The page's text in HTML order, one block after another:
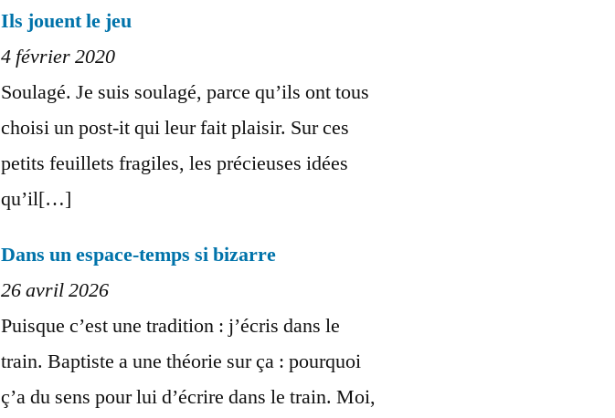
Ils jouent le jeu
4 février 2020
Soulagé. Je suis soulagé, parce qu’ils ont tous
choisi un post-it qui leur fait plaisir. Sur ces
petits feuillets fragiles, les précieuses idées
qu’il[…]
Dans un espace-temps si bizarre
26 avril 2026
Puisque c’est une tradition : j’écris dans le
train. Baptiste a une théorie sur ça : pourquoi
ç’a du sens pour lui d’écrire dans le train. Moi,